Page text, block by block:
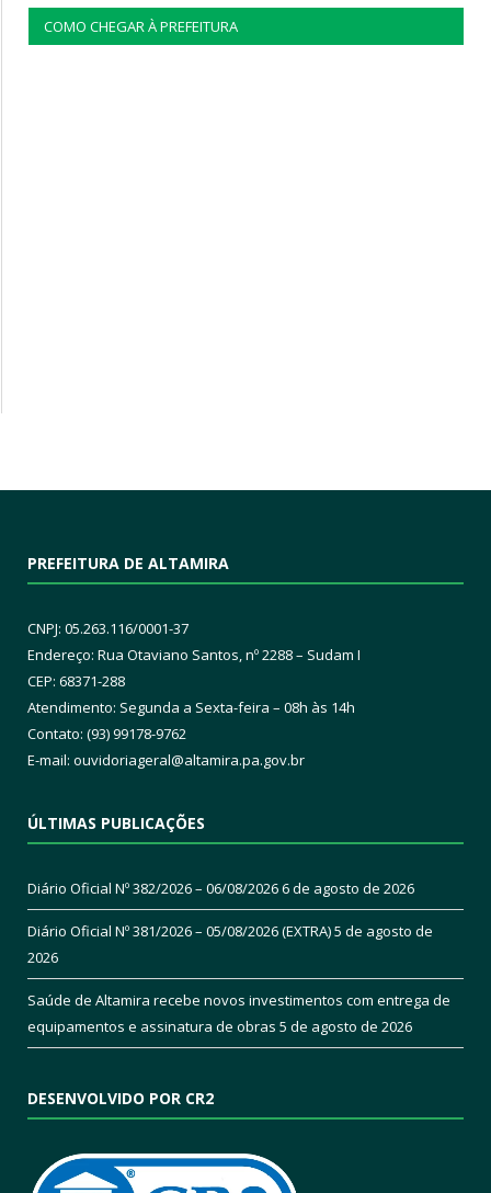
COMO CHEGAR À PREFEITURA
PREFEITURA DE ALTAMIRA
CNPJ: 05.263.116/0001-37
Endereço: Rua Otaviano Santos, nº 2288 – Sudam I
CEP: 68371-288
Atendimento: Segunda a Sexta-feira – 08h às 14h
Contato: (93) 99178-9762
E-mail: ouvidoriageral@altamira.pa.gov.br
ÚLTIMAS PUBLICAÇÕES
Diário Oficial Nº 382/2026 – 06/08/20266 de agosto de 2026
Diário Oficial Nº 381/2026 – 05/08/2026 (EXTRA)5 de agosto de
2026
Saúde de Altamira recebe novos investimentos com entrega de
equipamentos e assinatura de obras 5 de agosto de 2026
DESENVOLVIDO POR CR2